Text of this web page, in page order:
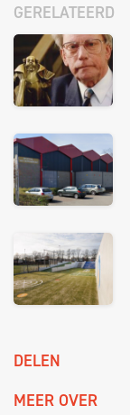
GERELATEERD
DELEN
MEER OVER